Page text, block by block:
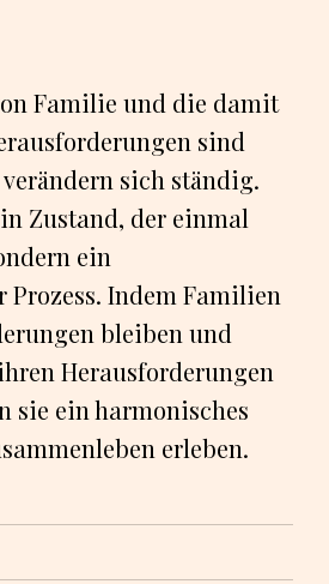
Familie und die damit
sind
sich ständig.
Zustand, der einmal
ein
Indem Familien
bleiben und
Herausforderungen
sie ein harmonisches
erleben.